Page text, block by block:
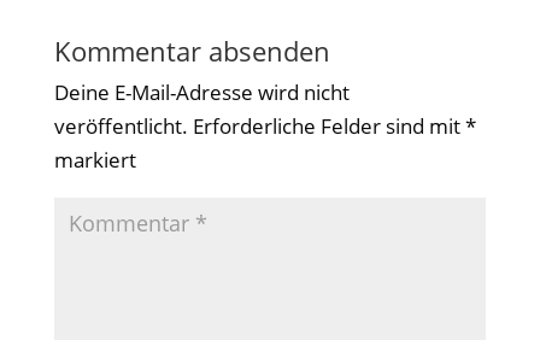
Kommentar absenden
Deine E-Mail-Adresse wird nicht
veröffentlicht. Erforderliche Felder sind mit*
markiert